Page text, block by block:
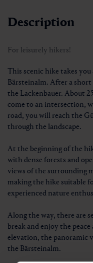
Description
For leisurely hikers!
This scenic hike takes
Bärsteinalm. After a
the Lackenbauer. About
come to an intersection,
road, you will reach the
through the landscape.
At the beginning of the
with dense forests and
views of the surrounding
making the hike suitable
experienced nature
Along the way, there are
break and enjoy the
elevation, the panoramic
the Bärsteinalm.